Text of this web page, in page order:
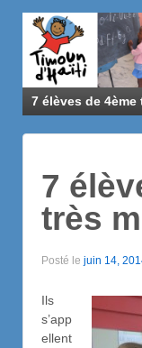
7 élèves de
7
très
Posté le juin 14,
Ils
s’app
ellent